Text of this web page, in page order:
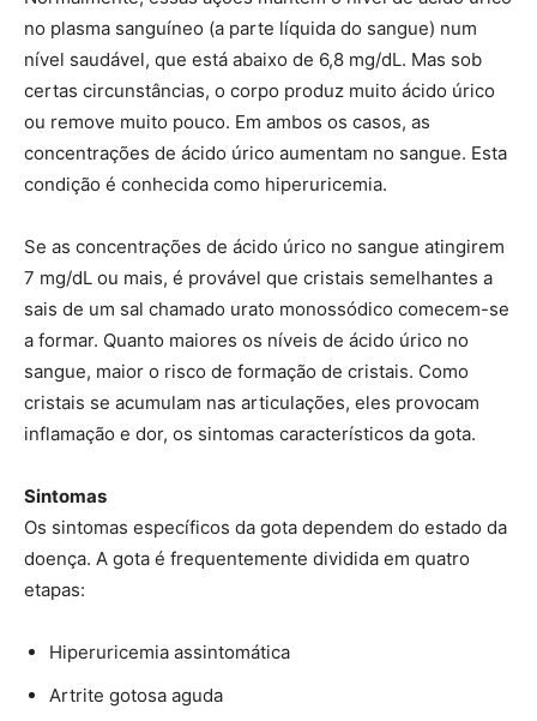
no plasma sanguíneo (a parte líquida do sangue) num
nível saudável, que está abaixo de 6,8 mg/dL. Mas sob
certas circunstâncias, o corpo produz muito ácido úrico
ou remove muito pouco. Em ambos os casos, as
concentrações de ácido úrico aumentam no sangue. Esta
condição é conhecida como hiperuricemia.
Se as concentrações de ácido úrico no sangue atingirem
7 mg/dL ou mais, é provável que cristais semelhantes a
sais de um sal chamado urato monossódico comecem-se
a formar. Quanto maiores os níveis de ácido úrico no
sangue, maior o risco de formação de cristais. Como
cristais se acumulam nas articulações, eles provocam
inflamação e dor, os sintomas característicos da gota.
Sintomas
Os sintomas específicos da gota dependem do estado da
doença. A gota é frequentemente dividida em quatro
etapas:
Hiperuricemia assintomática
Artrite gotosa aguda